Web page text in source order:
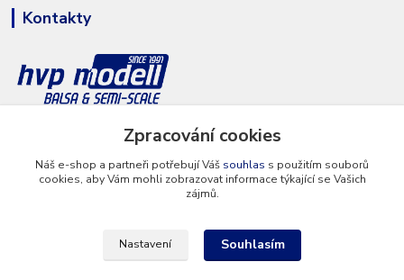
Kontakty
+420 777 286 674
info@hvp-modell.cz
Zpracování cookies
Náš e-shop a partneři potřebují Váš souhlas s použitím souborů
cookies, aby Vám mohli zobrazovat informace týkající se Vašich
zájmů.
Nastavení Souhlasím